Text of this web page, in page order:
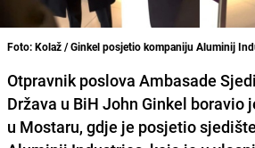
Foto: Kolaž / Ginkel posjetio kompaniju Aluminij
Otpravnik poslova Ambasade
Država u BiH John Ginkel boravio
u Mostaru, gdje je posjetio